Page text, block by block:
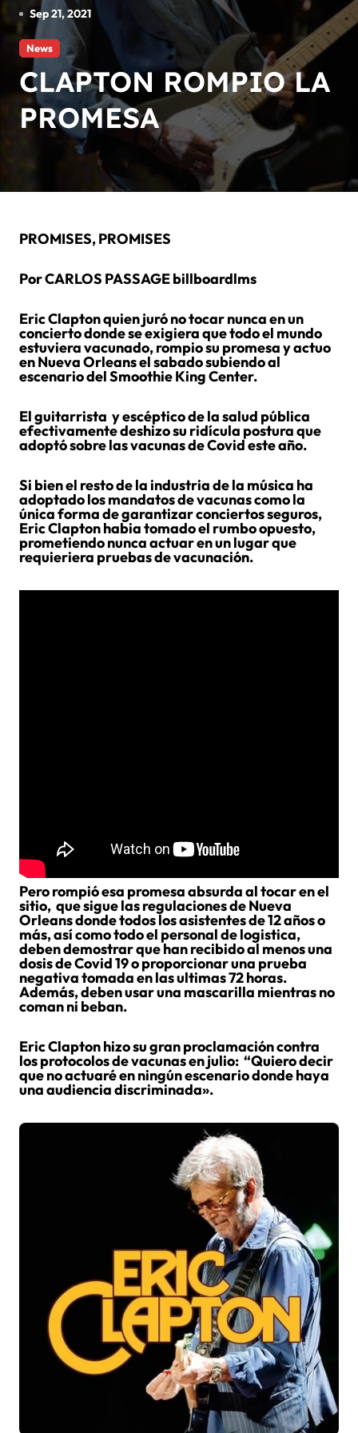
Sep 21, 2021
News
CLAPTON ROMPIO LA
PROMESA
PROMISES, PROMISES
Por CARLOS PASSAGE billboardlms
Eric Clapton quien juró no tocar nunca en un
concierto donde se exigiera que todo el mundo
estuviera vacunado, rompio su promesa y actuo
en Nueva Orleans el sabado subiendo al
escenario del Smoothie King Center.
El guitarrista y escéptico de la salud pública
efectivamente deshizo su ridícula postura que
adoptó sobre las vacunas de Covid este año.
Si bien el resto de la industria de la música ha
adoptado los mandatos de vacunas como la
única forma de garantizar conciertos seguros,
Eric Clapton habia tomado el rumbo opuesto,
prometiendo nunca actuar en un lugar que
requieriera pruebas de vacunación.
Pero rompió esa promesa absurda al tocar en el
sitio, que sigue las regulaciones de Nueva
Orleans donde todos los asistentes de 12 años o
más, así como todo el personal de logistica,
deben demostrar que han recibido al menos una
dosis de Covid 19 o proporcionar una prueba
negativa tomada en las ultimas 72 horas.
Además, deben usar una mascarilla mientras no
coman ni beban.
Eric Clapton hizo su gran proclamación contra
los protocolos de vacunas en julio: “Quiero decir
que no actuaré en ningún escenario donde haya
una audiencia discriminada».